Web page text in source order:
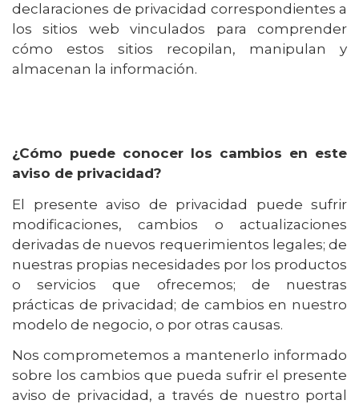
declaraciones de privacidad correspondientes a
los sitios web vinculados para comprender
cómo estos sitios recopilan, manipulan y
almacenan la información.
¿Cómo puede conocer los cambios en este
aviso de privacidad?
El presente aviso de privacidad puede sufrir
modificaciones, cambios o actualizaciones
derivadas de nuevos requerimientos legales; de
nuestras propias necesidades por los productos
o servicios que ofrecemos; de nuestras
prácticas de privacidad; de cambios en nuestro
modelo de negocio, o por otras causas.
Nos comprometemos a mantenerlo informado
sobre los cambios que pueda sufrir el presente
aviso de privacidad, a través de nuestro portal